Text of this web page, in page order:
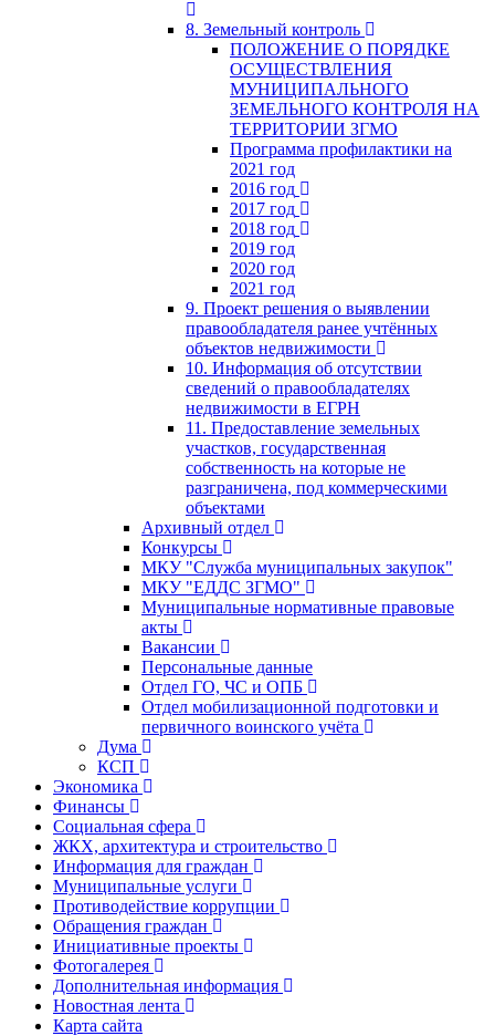
8. Земельный контроль
ПОЛОЖЕНИЕ О ПОРЯДКЕ
ОСУЩЕСТВЛЕНИЯ
МУНИЦИПАЛЬНОГО
ЗЕМЕЛЬНОГО КОНТРОЛЯ НА
ТЕРРИТОРИИ ЗГМО
Программа профилактики на
2021 год
2016 год
2017 год
2018 год
2019 год
2020 год
2021 год
9. Проект решения о выявлении
правообладателя ранее учтённых
объектов недвижимости
10. Информация об отсутствии
сведений о правообладателях
недвижимости в ЕГРН
11. Предоставление земельных
участков, государственная
собственность на которые не
разграничена, под коммерческими
объектами
Архивный отдел
Конкурсы
МКУ "Служба муниципальных закупок"
МКУ "ЕДДС ЗГМО"
Муниципальные нормативные правовые
акты
Вакансии
Персональные данные
Отдел ГО, ЧС и ОПБ
Отдел мобилизационной подготовки и
первичного воинского учёта
Дума
КСП
Экономика
Финансы
Социальная сфера
ЖКХ, архитектура и строительство
Информация для граждан
Муниципальные услуги
Противодействие коррупции
Обращения граждан
Инициативные проекты
Фотогалерея
Дополнительная информация
Новостная лента
Карта сайта